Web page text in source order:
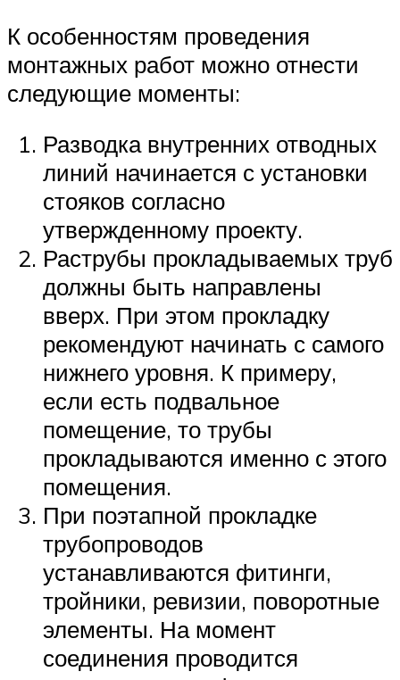
К особенностям проведения
монтажных работ можно отнести
следующие моменты:
Разводка внутренних отводных
линий начинается с установки
стояков согласно
утвержденному проекту.
Раструбы прокладываемых труб
должны быть направлены
вверх. При этом прокладку
рекомендуют начинать с самого
нижнего уровня. К примеру,
если есть подвальное
помещение, то трубы
прокладываются именно с этого
помещения.
При поэтапной прокладке
трубопроводов
устанавливаются фитинги,
тройники, ревизии, поворотные
элементы. На момент
соединения проводится